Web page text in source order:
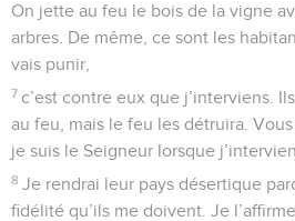
On jette au feu le bois de la vigne
arbres. De même, ce sont les
vais punir,
7 c’est contre eux que j’interviens.
au feu, mais le feu les détruira.
je suis le Seigneur lorsque
8 Je rendrai leur pays désertique
fidélité qu’ils me doivent. Je